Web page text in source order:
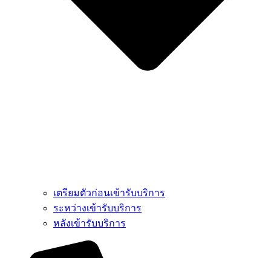
เตรียมตัวก่อนเข้ารับบริการ
ระหว่างเข้ารับบริการ
หลังเข้ารับบริการ